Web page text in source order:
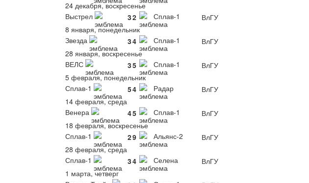
24 декабря, воскресенье
Выстрел
32 Сплав-1
ВлГУ
8 января, понедельник
Звезда
34 Сплав-1
ВлГУ
28 января, воскресенье
ВЕЛС
35 Сплав-1
ВлГУ
5 февраля, понедельник
Сплав-1
54 Радар
ВлГУ
14 февраля, среда
Венера
45 Сплав-1
ВлГУ
18 февраля, воскресенье
Сплав-1
29 Альянс-2
ВлГУ
28 февраля, среда
Сплав-1
34 Селена
ВлГУ
1 марта, четверг